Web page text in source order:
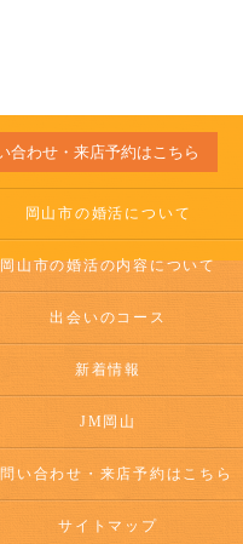
合わせ・来店予約はこちら
岡山市の婚活について
岡山市の婚活の内容について
出会いのコース
新着情報
JM岡山
い合わせ・来店予約はこちら
サイトマップ